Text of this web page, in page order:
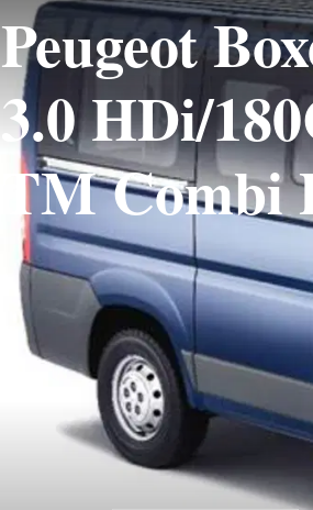
Peugeot
3.0 HDi/
TM Combi